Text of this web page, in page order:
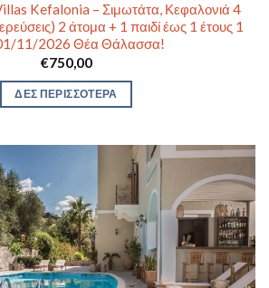
Kefalonia – Σιμωτάτα, Κεφαλονιά 4
2 άτομα + 1 παιδί έως 1 έτους 1
11/2026 Θέα Θάλασσα!
€750,00
ΔΕΣ ΠΕΡΙΣΣΟΤΕΡΑ